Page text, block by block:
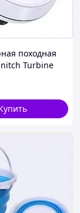
походная
Turbine